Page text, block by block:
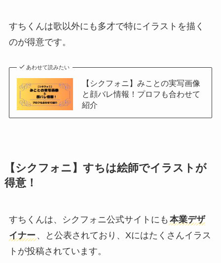
すちくんは歌以外にも多才で特にイラストを描く
のが得意です。
あわせて読みたい
【シクフォニ】みことの実写画像
と顔バレ情報！プロフも合わせて
紹介
【シクフォニ】すちは絵師でイラストが
得意！
すちくんは、シクフォニ公式サイトにも 本業デザ
イナー 、と公表されており、Xにはたくさんイラス
トが投稿されています。